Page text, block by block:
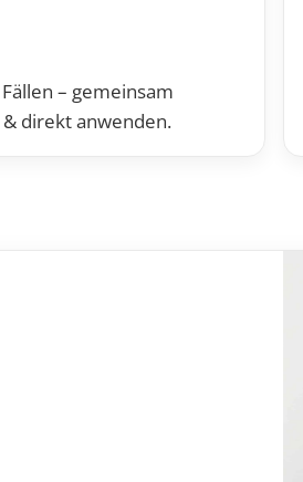
– gemeinsam
direkt anwenden.